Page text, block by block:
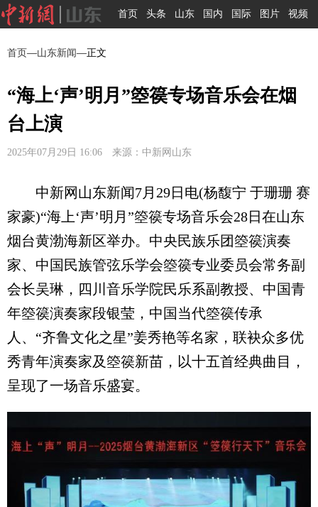
首页 头条 山东 国内 国际 图片 视频
首页—山东新闻—正文
“海上‘声’明月”箜篌专场音乐会在烟
台上演
2025年07月29日 16:06 来源：中新网山东
中新网山东新闻7月29日电(杨馥宁 于珊珊 赛
家豪)“海上‘声’明月”箜篌专场音乐会28日在山东
烟台黄渤海新区举办。中央民族乐团箜篌演奏
家、中国民族管弦乐学会箜篌专业委员会常务副
会长吴琳，四川音乐学院民乐系副教授、中国青
年箜篌演奏家段银莹，中国当代箜篌传承
人、“齐鲁文化之星”姜秀艳等名家，联袂众多优
秀青年演奏家及箜篌新苗，以十五首经典曲目，
呈现了一场音乐盛宴。